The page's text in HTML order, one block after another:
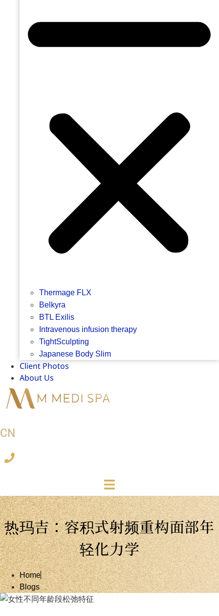
Thermage FLX
Belkyra
BTL Exilis
Intravenous infusion therapy
TightSculpting
Japanese Body Slim
Client Photos
About Us
CN
热玛吉：容积式射频重构面部年
轻化力学
Home
Blogs